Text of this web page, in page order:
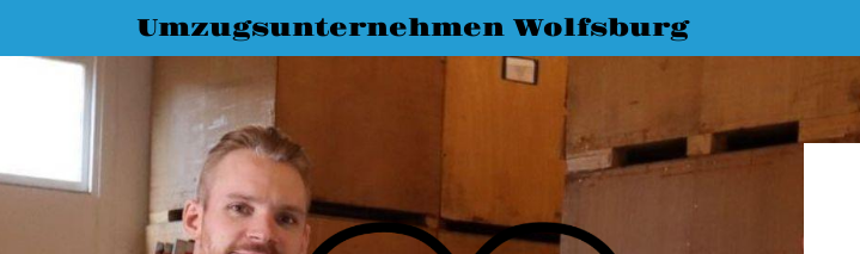
Umzugsunternehmen Wolfsburg